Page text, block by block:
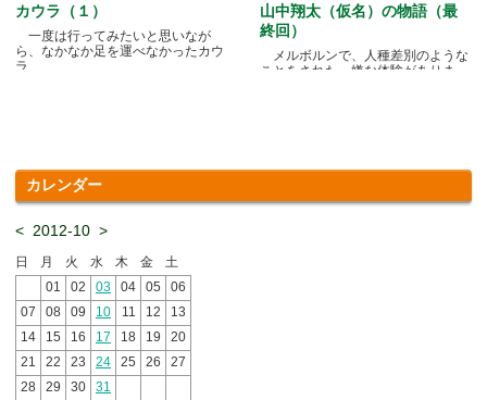
カウラ（１）
一度は行ってみたいと思いなが
ら、なかなか足を運べなかったカウ
ラ.....
山中翔太（仮名）の物語（最
終回）
メルボルンで、人種差別のような
ことをされた、嫌な体験がありま
カレンダー
< 2012-10 >
日 月 火 水 木 金
土
01
02 03 04 05
06
07
08 09 10 11 12
13
14
15 16 17 18 19
20
21
22 23 24 25 26
27
28
29 30 31